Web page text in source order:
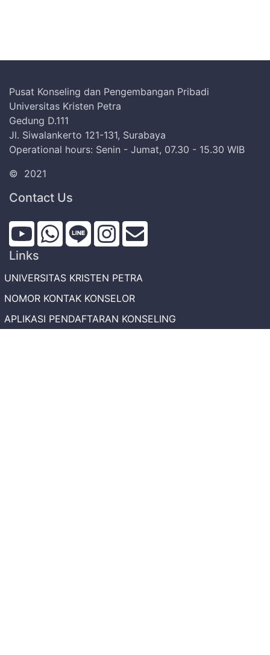
Pusat Konseling dan Pengembangan Pribadi
Universitas Kristen Petra
Gedung D.111
Jl. Siwalankerto 121-131, Surabaya
Operational hours: Senin - Jumat, 07.30 - 15.30 WIB
© 2021
Contact Us
Links
UNIVERSITAS KRISTEN PETRA
NOMOR KONTAK KONSELOR
APLIKASI PENDAFTARAN KONSELING